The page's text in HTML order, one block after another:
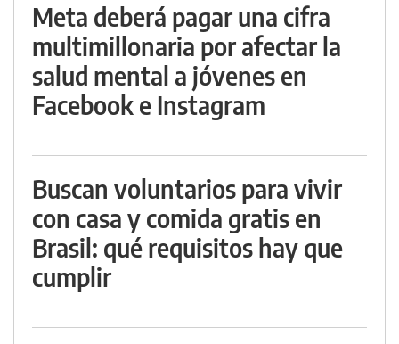
Meta deberá pagar una cifra
multimillonaria por afectar la
salud mental a jóvenes en
Facebook e Instagram
Buscan voluntarios para vivir
con casa y comida gratis en
Brasil: qué requisitos hay que
cumplir